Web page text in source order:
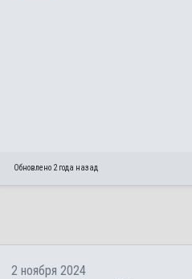
Обновлено 2 года назад
2 ноября 2024